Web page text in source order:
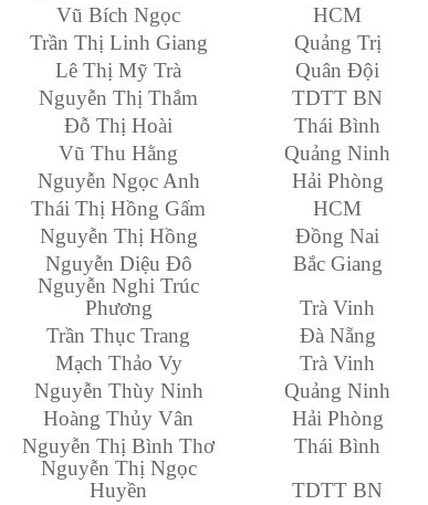
Vũ Bích Ngọc HCM
Trần Thị Linh Giang Quảng Trị
Lê Thị Mỹ Trà Quân Đội
Nguyễn Thị Thắm TDTT BN
Đỗ Thị Hoài Thái Bình
Vũ Thu Hằng Quảng Ninh
Nguyễn Ngọc Anh Hải Phòng
Thái Thị Hồng Gấm HCM
Nguyễn Thị Hồng Đồng Nai
Nguyễn Diệu Đô Bắc Giang
Nguyễn Nghi Trúc
Phương
Trà Vinh
Trần Thục Trang Đà Nẵng
Mạch Thảo Vy Trà Vinh
Nguyễn Thùy Ninh Quảng Ninh
Hoàng Thủy Vân Hải Phòng
Nguyễn Thị Bình Thơ Thái Bình
Nguyễn Thị Ngọc
Huyền
TDTT BN